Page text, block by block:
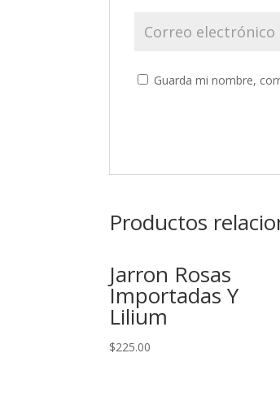
Guarda mi nombre,
Productos
Jarron Rosas
Importadas Y
Lilium
$225.00